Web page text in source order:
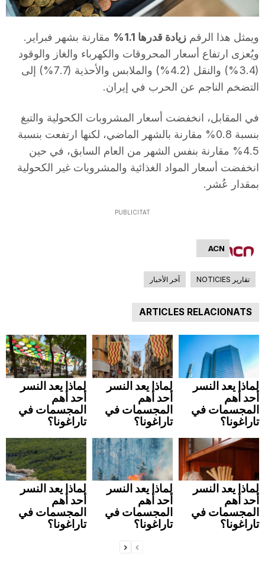
e
T
a
r
r
o
n
a
ويمثل هذا الرقم زيادة قدرها 1.1%
مقارنة بشهر فبراير.
ويُعزى ارتفاع أسعار المحروقات والكهرباء والغاز والوقود
(3.4%) والنقل (4.2%) والملابس والأحذية (7.7%) إلى
التضخم الناجم عن الحرب في إيران.
في المقابل، انخفضت أسعار المشروبات الكحولية والتبغ
بنسبة 0.8% مقارنة بالشهر الماضي، لكنها ارتفعت بنسبة
4.5% مقارنة بنفس الشهر من العام السابق، في حين
انخفضت أسعار المواد الغذائية والمشروبات غير الكحولية
بمقدار عُشر.
PUBLICITAT
ACN
تقارير NOTICIES آخر الأخبار
ARTICLES RELACIONATS
لماذا يعد النسر
أحد أهم
المجسمات في
تاراغونا؟
لماذا يعد النسر
أحد أهم
المجسمات في
تاراغونا؟
لماذا يعد النسر
أحد أهم
المجسمات في
تاراغونا؟
لماذا يعد النسر
أحد أهم
المجسمات في
تاراغونا؟
لماذا يعد النسر
أحد أهم
المجسمات في
تاراغونا؟
لماذا يعد النسر
أحد أهم
المجسمات في
تاراغونا؟